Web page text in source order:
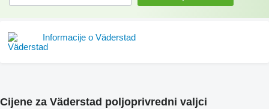
Informacije o Väderstad
Cijene za Väderstad poljoprivredni valjci